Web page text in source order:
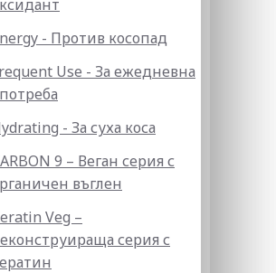
- Против косопад
Use - За ежедневна
- За суха коса
9 – Веган серия с
въглен
Veg –
серия с